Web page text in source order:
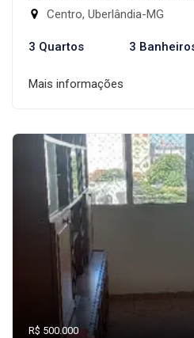
Centro, Uberlândia-MG
3 Quartos 3
Mais informações
R$ 500.000